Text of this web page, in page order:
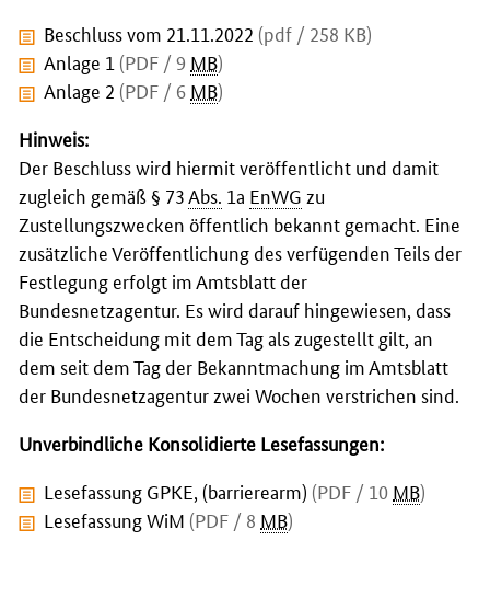
Beschluss vom 21.11.2022 (pdf / 258 KB)
Anlage 1 (PDF / 9 MB)
Anlage 2 (PDF / 6 MB)
Hinweis:
Der Beschluss wird hiermit veröffentlicht und damit
zugleich gemäß § 73Abs. 1a EnWG zu
Zustellungszwecken öffentlich bekannt gemacht. Eine
zusätzliche Veröffentlichung des verfügenden Teils der
Festlegung erfolgt im Amtsblatt der
Bundesnetzagentur. Es wird darauf hingewiesen, dass
die Entscheidung mit dem Tag als zugestellt gilt, an
dem seit dem Tag der Bekanntmachung im Amtsblatt
der Bundesnetzagentur zwei Wochen verstrichen sind.
Unverbindliche Konsolidierte Lesefassungen:
Lesefassung GPKE, (barrierearm) (PDF / 10 MB)
Lesefassung WiM (PDF / 8 MB)